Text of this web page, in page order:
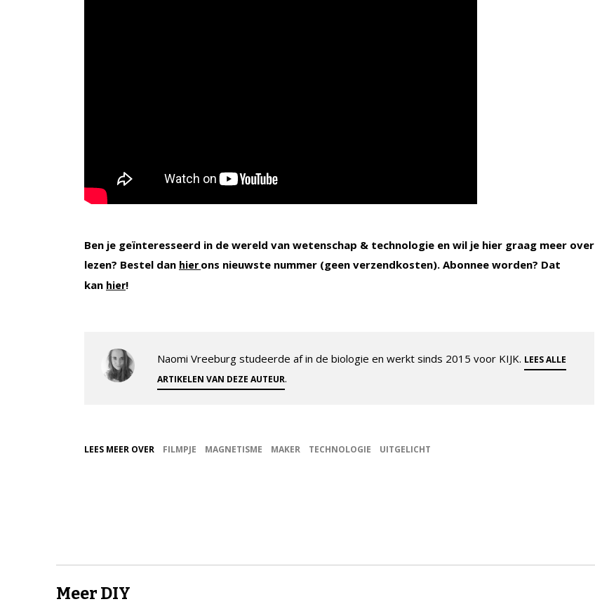
Ben je geïnteresseerd in de wereld van wetenschap & technologie en wil je hier graag meer over
lezen? Bestel dan hier ons nieuwste nummer (geen verzendkosten). Abonnee worden? Dat
kan hier!
Naomi Vreeburg studeerde af in de biologie en werkt sinds 2015 voor KIJK. LEES ALLE
ARTIKELEN VAN DEZE AUTEUR.
LEES MEER OVER FILMPJE MAGNETISME MAKER TECHNOLOGIE UITGELICHT
Meer DIY